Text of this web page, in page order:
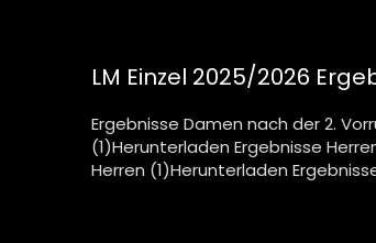
LM Einzel 2025/2026
Ergebnisse Damen nach der 2.
(1)Herunterladen Ergebnisse
Herren (1)Herunterladen